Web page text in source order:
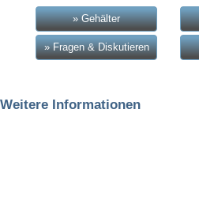
» Gehälter
» Fragen & Diskutieren
Weitere Informationen